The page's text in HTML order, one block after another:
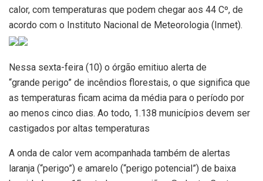
calor, com temperaturas que podem chegar aos 44 Cº, de
acordo com o Instituto Nacional de Meteorologia (Inmet).
Nessa sexta-feira (10) o órgão emitiuo alerta de
“grande perigo” de incêndios florestais, o que significa que
as temperaturas ficam acima da média para o período por
ao menos cinco dias. Ao todo, 1.138 municípios devem ser
castigados por altas temperaturas
A onda de calor vem acompanhada também de alertas
laranja (“perigo”) e amarelo (“perigo potencial”) de baixa